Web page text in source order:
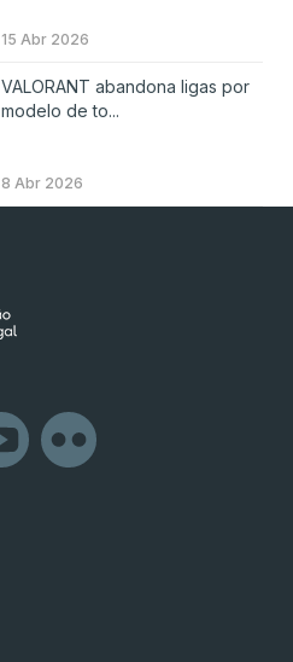
15 Abr 2026
VALORANT abandona ligas por
modelo de to...
8 Abr 2026